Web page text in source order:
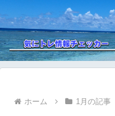
ホーム 1月の記事